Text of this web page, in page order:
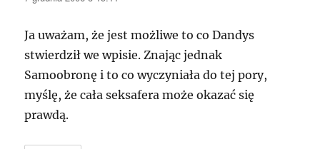
Ja uważam, że jest możliwe to co Dandys
stwierdził we wpisie. Znając jednak
Samoobronę i to co wyczyniała do tej pory,
myślę, że cała seksafera może okazać się
prawdą.